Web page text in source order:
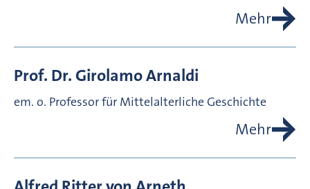
Mehr
Prof. Dr.GirolamoArnaldi
em. o. Professor für Mittelalterliche Geschichte
Mehr